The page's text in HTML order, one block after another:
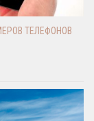
ТЕЛЕФОНОВ